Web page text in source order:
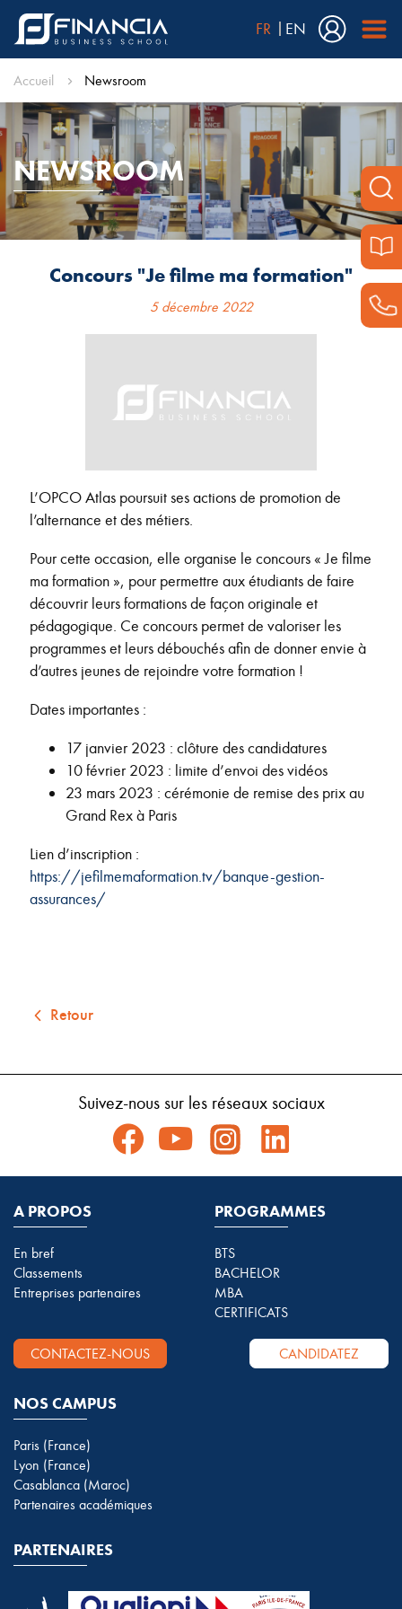
FR EN
Accueil Newsroom
NEWSROOM
Concours "Je filme ma formation"
5 décembre 2022
L’OPCO Atlas poursuit ses actions de promotion de
l’alternance et des métiers.
Pour cette occasion, elle organise le concours « Je filme
ma formation », pour permettre aux étudiants de faire
découvrir leurs formations de façon originale et
pédagogique. Ce concours permet de valoriser les
programmes et leurs débouchés afin de donner envie à
d’autres jeunes de rejoindre votre formation !
Dates importantes :
17 janvier 2023 : clôture des candidatures
10 février 2023 : limite d’envoi des vidéos
23 mars 2023 : cérémonie de remise des prix au
Grand Rex à Paris
Lien d’inscription :
https://jefilmemaformation.tv/banque-gestion-
assurances/
Retour
Suivez-nous sur les réseaux sociaux
A PROPOS
En bref
Classements
Entreprises partenaires
PROGRAMMES
BTS
BACHELOR
MBA
CERTIFICATS
CONTACTEZ-NOUS CANDIDATEZ
NOS CAMPUS
Paris (France)
Lyon (France)
Casablanca (Maroc)
Partenaires académiques
PARTENAIRES